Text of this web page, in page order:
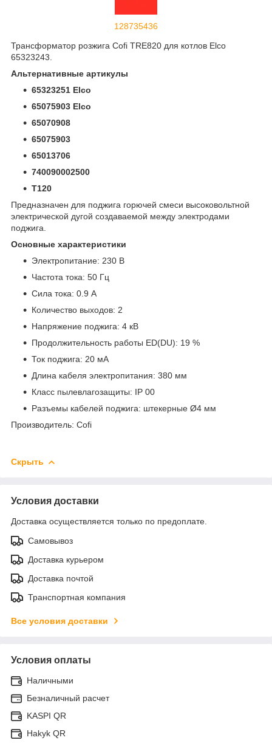
128735436
Трансформатор розжига Cofi TRE820 для котлов Elco
65323243.
Альтернативные артикулы
65323251 Elco
65075903 Elco
65070908
65075903
65013706
740090002500
T120
Предназначен для поджига горючей смеси высоковольтной
электрической дугой создаваемой между электродами
поджига.
Основные характеристики
Электропитание: 230 В
Частота тока: 50 Гц
Сила тока: 0.9 А
Количество выходов: 2
Напряжение поджига: 4 кВ
Продолжительность работы ED(DU): 19 %
Ток поджига: 20 мА
Длина кабеля электропитания: 380 мм
Класс пылевлагозащиты: IP 00
Разъемы кабелей поджига: штекерные Ø4 мм
Производитель: Cofi
Скрыть
Условия доставки
Доставка осуществляется только по предоплате.
Самовывоз
Доставка курьером
Доставка почтой
Транспортная компания
Все условия доставки
Условия оплаты
Наличными
Безналичный расчет
KASPI QR
Hakyk QR